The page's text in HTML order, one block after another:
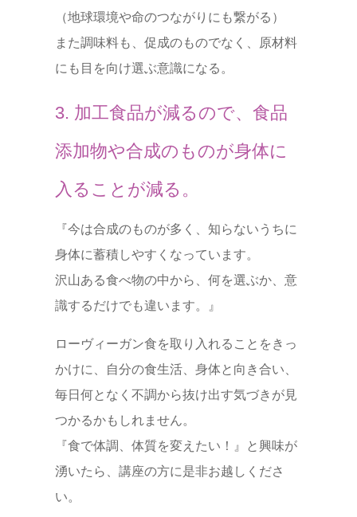
（地球環境や命のつながりにも繋がる）
また調味料も、促成のものでなく、原材料
にも目を向け選ぶ意識になる。
3. 加工食品が減るので、食品
添加物や合成のものが身体に
入ることが減る。
『今は合成のものが多く、知らないうちに
身体に蓄積しやすくなっています。
沢山ある食べ物の中から、何を選ぶか、意
識するだけでも違います。』
ローヴィーガン食を取り入れることをきっ
かけに、自分の食生活、身体と向き合い、
毎日何となく不調から抜け出す気づきが見
つかるかもしれません。
『食で体調、体質を変えたい！』と興味が
湧いたら、講座の方に是非お越しくださ
い。